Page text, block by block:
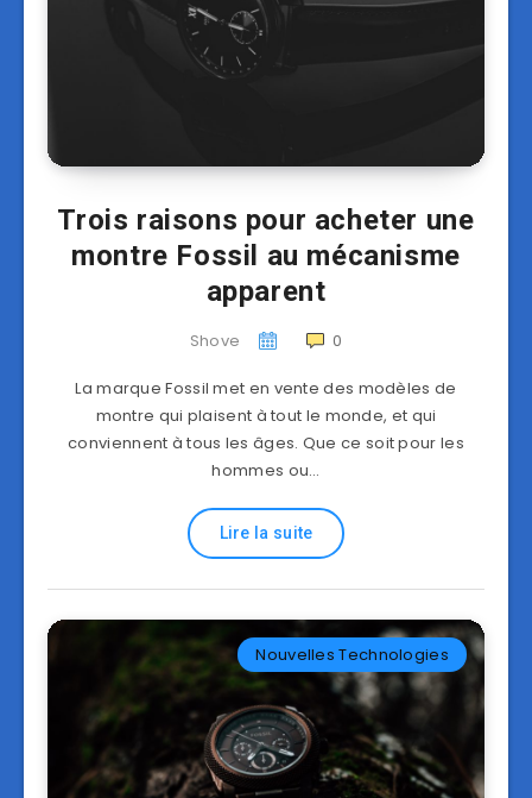
Trois raisons pour acheter une
montre Fossil au mécanisme
apparent
Shove 0
La marque Fossil met en vente des modèles de
montre qui plaisent à tout le monde, et qui
conviennent à tous les âges. Que ce soit pour les
hommes ou…
Lire la suite
Nouvelles Technologies